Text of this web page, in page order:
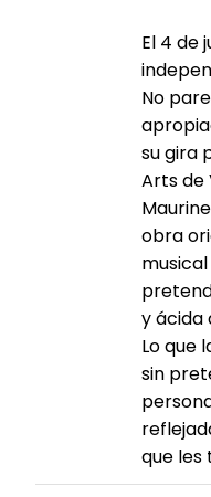
El 4 de
No
su gira
Arts de
obra
y ácida
Lo que
sin
que les